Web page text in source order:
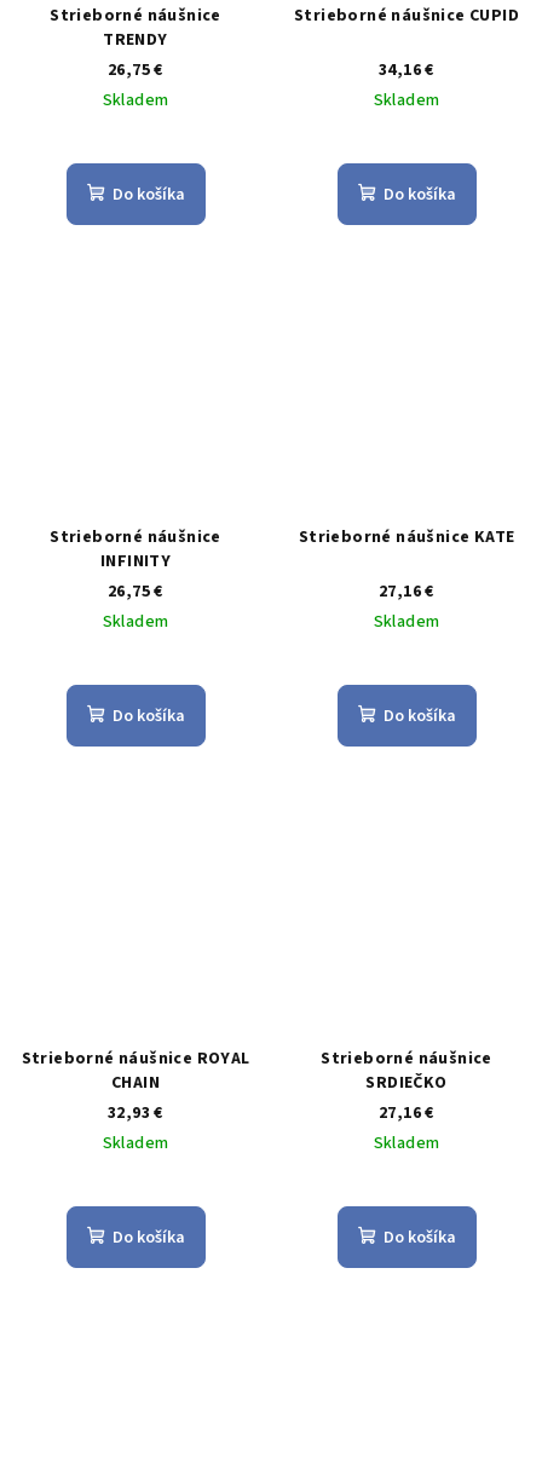
Strieborné náušnice
TRENDY
26,75 €
Skladem
Do košíka
Strieborné náušnice CUPID
34,16 €
Skladem
hodnotenie
produktu
Do košíka
Strieborné náušnice
INFINITY
26,75 €
Skladem
Do košíka
Strieborné náušnice KATE
27,16 €
Skladem
Do košíka
Strieborné náušnice ROYAL
CHAIN
32,93 €
Skladem
Do košíka
Strieborné náušnice
SRDIEČKO
27,16 €
Skladem
hodnotenie
produktu
Do košíka